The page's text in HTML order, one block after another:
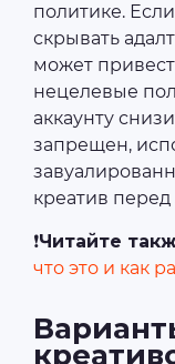
политике.
скрывать
может
нецелевые
аккаунту
запрещен,
креатив
❗Читайте
что это и как